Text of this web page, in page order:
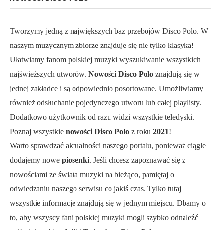
Tworzymy jedną z największych baz przebojów Disco Polo. W
naszym muzycznym zbiorze znajduje się nie tylko klasyka!
Ułatwiamy fanom polskiej muzyki wyszukiwanie wszystkich
najświeższych utworów. Nowości Disco Polo znajdują się w
jednej zakładce i są odpowiednio posortowane. Umożliwiamy
również odsłuchanie pojedynczego utworu lub całej playlisty.
Dodatkowo użytkownik od razu widzi wszystkie teledyski.
Poznaj wszystkie nowości Disco Polo z roku 2021!
Warto sprawdzać aktualności naszego portalu, ponieważ ciągle
dodajemy nowe piosenki. Jeśli chcesz zapoznawać się z
nowościami ze świata muzyki na bieżąco, pamiętaj o
odwiedzaniu naszego serwisu co jakiś czas. Tylko tutaj
wszystkie informacje znajdują się w jednym miejscu. Dbamy o
to, aby wszyscy fani polskiej muzyki mogli szybko odnaleźć